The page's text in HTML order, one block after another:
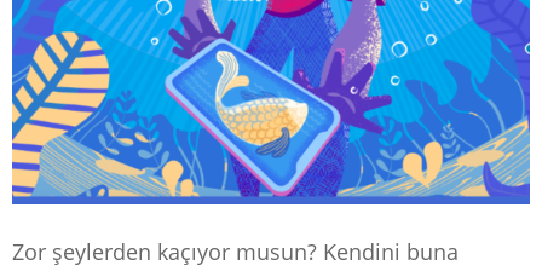
Zor şeylerden kaçıyor musun? Kendini buna